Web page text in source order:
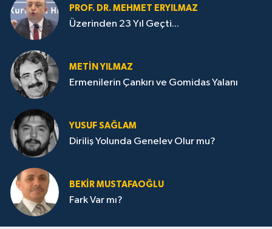
PROF. DR. MEHMET ERYILMAZ
Üzerinden 23 Yıl Geçti...
METIN YILMAZ
Ermenilerin Çankırı ve Gomidas Yalanı
YUSUF SAĞLAM
Diriliş Yolunda Genelev Olur mu?
BEKIR MUSTAFAOĞLU
Fark Var mı?